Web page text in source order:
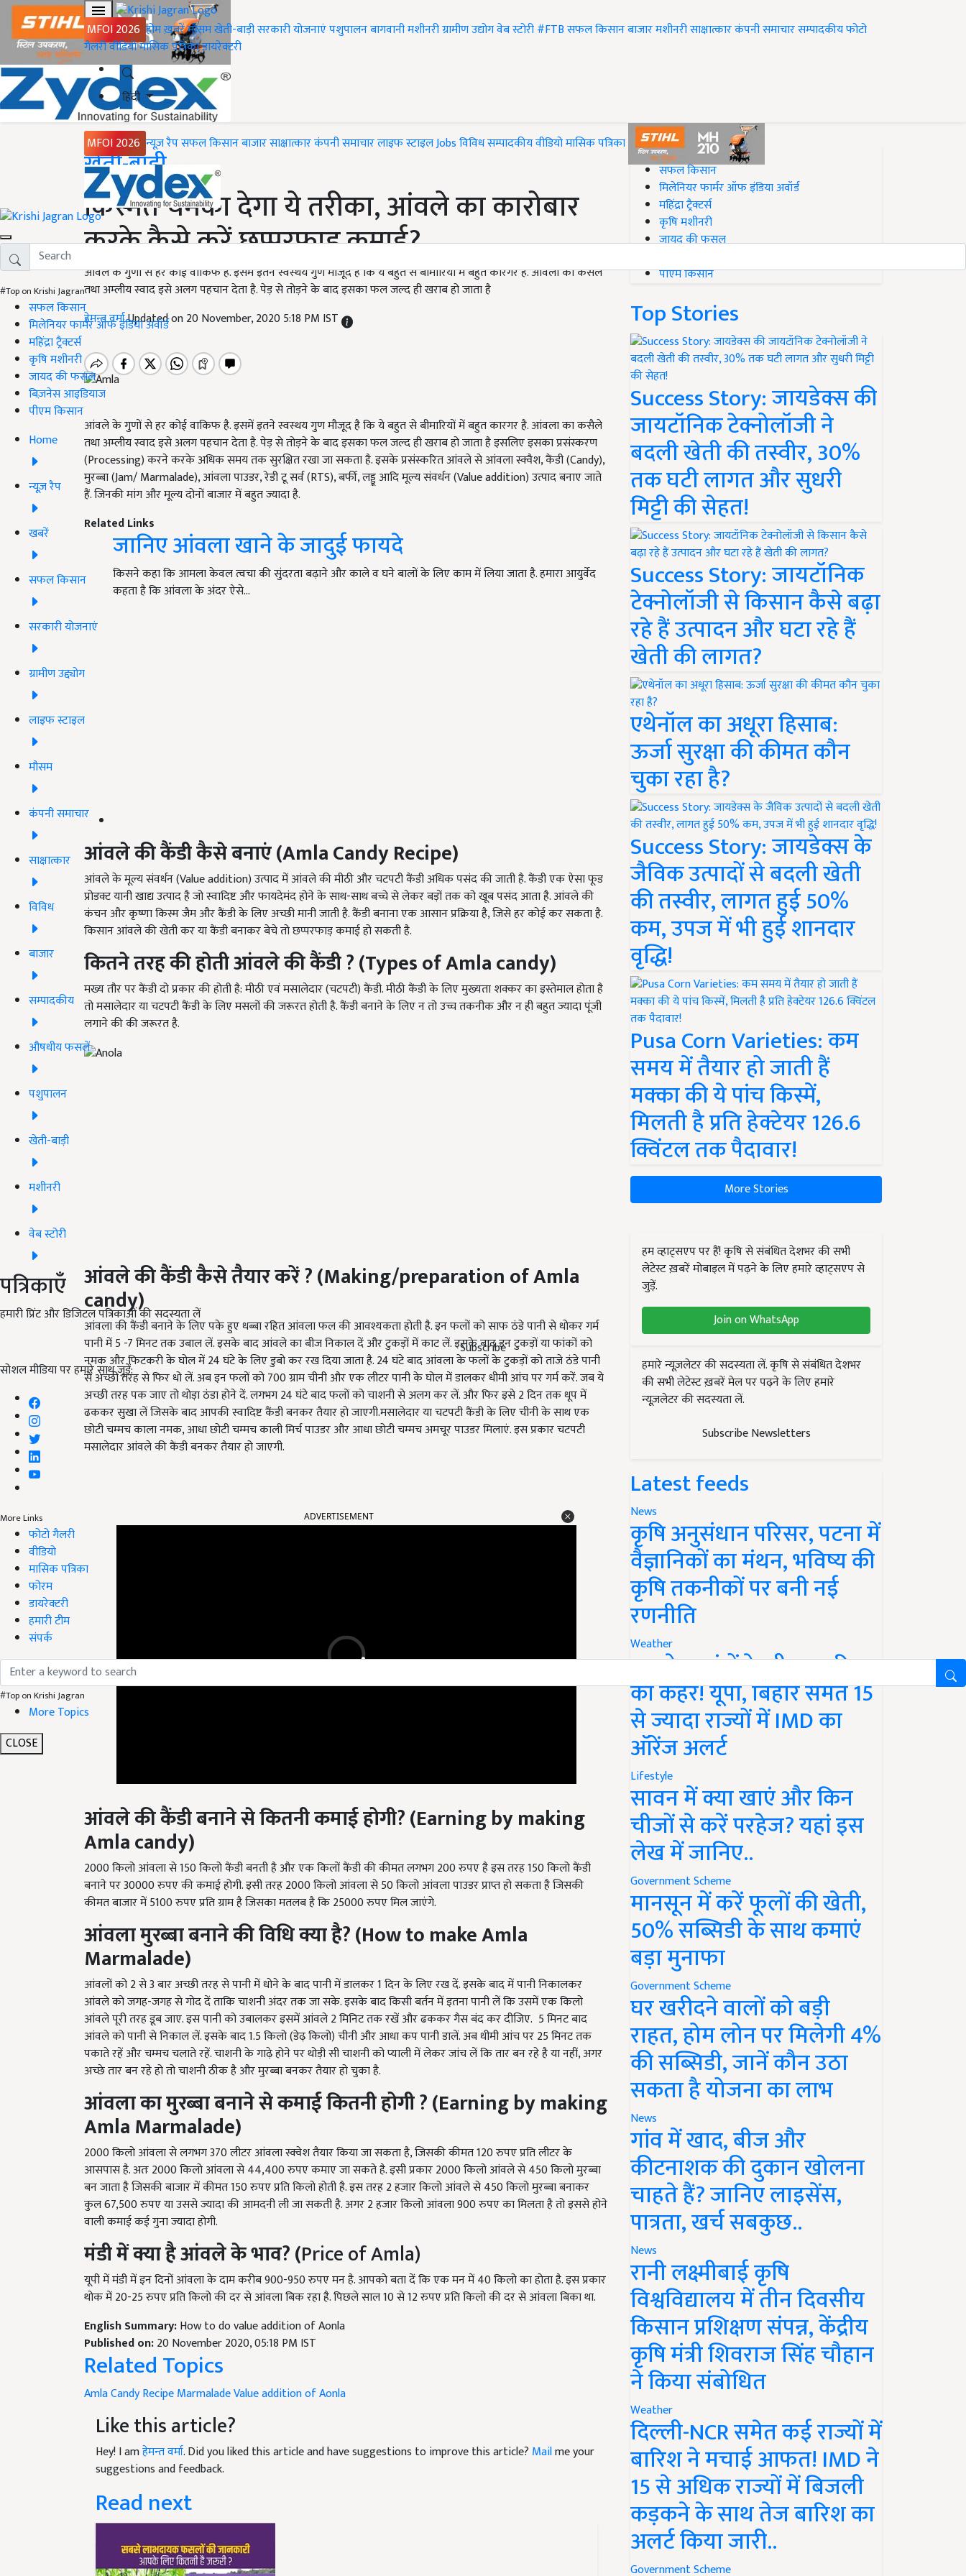
MFOI 2026 होमख़बरेंमौसमखेती-बाड़ीसरकारी योजनाएंपशुपालनबागवानीमशीनरीग्रामीण उद्योगवेब स्टोरी#FTBसफल किसानबाजारमशीनरीसाक्षात्कारकंपनी समाचारसम्पादकीयफोटो
गैलरीवीडियोमासिक पत्रिकाडायरेक्टरी
हिंदी
MFOI 2026 न्यूज़ रैपसफल किसानबाजारसाक्षात्कारकंपनी समाचारलाइफ स्टाइलJobsविविधसम्पादकीयवीडियोमासिक पत्रिका
#Top on Krishi Jagran
सफल किसान
मिलेनियर फार्मर ऑफ इंडिया अवॉर्ड
महिंद्रा ट्रैक्टर्स
कृषि मशीनरी
जायद की फसल
बिज़नेस आइडियाज
पीएम किसान
Home
न्यूज़ रैप
खबरें
सफल किसान
सरकारी योजनाएं
ग्रामीण उद्द्योग
लाइफ स्टाइल
मौसम
कंपनी समाचार
साक्षात्कार
विविध
बाजार
सम्पादकीय
औषधीय फसलें
पशुपालन
खेती-बाड़ी
मशीनरी
वेब स्टोरी
पत्रिकाएँ
हमारी प्रिंट और डिजिटल पत्रिकाओं की सदस्यता लें
Subscribe
सोशल मीडिया पर हमारे साथ जुड़ें:
More Links
फोटो गैलरी
वीडियो
मासिक पत्रिका
फोरम
डायरेक्टरी
हमारी टीम
संपर्क
#Top on Krishi Jagran
More Topics
CLOSE
Home
खेती-बाड़ी
किस्मत चमका देगा ये तरीका, आंवले का कारोबार
करके कैसे करें छप्परफाड़ कमाई?
आंवले के गुणों से हर कोई वाकिफ है. इसमें इतने स्वस्थय गुण मौजूद है कि ये बहुत से बीमारियों में बहुत कारगर है. आंवला का कसैले
तथा अम्लीय स्वाद इसे अलग पहचान देता है. पेड़ से तोड़ने के बाद इसका फल जल्द ही खराब हो जाता है
हेमन्त वर्माUpdated on 20 November, 2020 5:18 PM IST
आंवले के गुणों से हर कोई वाकिफ है. इसमें इतने स्वस्थय गुण मौजूद है कि ये बहुत से बीमारियों में बहुत कारगर है. आंवला का कसैले
तथा अम्लीय स्वाद इसे अलग पहचान देता है. पेड़ से तोड़ने के बाद इसका फल जल्द ही खराब हो जाता है इसलिए इसका प्रसंस्करण
(Processing) करने करके अधिक समय तक सुरक्षित रखा जा सकता है. इसके प्रसंस्करित आंवले से आंवला स्क्वैश, कैंडी (Candy),
मुरब्बा (Jam/ Marmalade), आंवला पाउडर, रेडी टू सर्व (RTS), बर्फी, लड्डू आदि मूल्य संवर्धन (Value addition) उत्पाद बनाए जाते
हैं. जिनकी मांग और मूल्य दोनों बाजार में बहुत ज्यादा है.
Related Links
जानिए आंवला खाने के जादुई फायदे
किसने कहा कि आमला केवल त्वचा की सुंदरता बढ़ाने और काले व घने बालों के लिए काम में लिया जाता है. हमारा आयुर्वेद
कहता है कि आंवला के अंदर ऐसे…
आंवले की कैंडी कैसे बनाएं(Amla Candy Recipe)
आंवले के मूल्य संवर्धन (Value addition) उत्पाद में आंवले की मीठी और चटपटी कैंडी अधिक पसंद की जाती है. कैंडी एक ऐसा फूड
प्रोडक्ट यानी खाद्य उत्पाद है जो स्वादिष्ट और फायदेमंद होने के साथ-साथ बच्चे से लेकर बड़ों तक को खूब पसंद आता है. आंवले की
कंचन और कृष्णा किस्म जैम और कैंडी के लिए अच्छी मानी जाती है. कैंडी बनाना एक आसान प्रक्रिया है, जिसे हर कोई कर सकता है.
किसान आंवले की खेती कर या कैंडी बनाकर बेचे तो छप्परफाड़ कमाई हो सकती है.
कितने तरह की होती आंवले की कैंडी? (Types of Amla candy)
मख्य तौर पर कैंडी दो प्रकार की होती है: मीठी एवं मसालेदार (चटपटी) कैंडी. मीठी कैंडी के लिए मुख्यता शक्कर का इस्तेमाल होता है
तो मसालेदार या चटपटी कैंडी के लिए मसलों की जरूरत होती है. कैंडी बनाने के लिए न तो उच्च तकनीक और न ही बहुत ज्यादा पूंजी
लगाने की की जरूरत है.
आंवले की कैंडी कैसे तैयार करें? (Making/preparation of Amla
candy)
आंवला की कैंडी बनाने के लिए पके हुए धब्बा रहित आंवला फल की आवश्यकता होती है. इन फलों को साफ ठंडे पानी से धोकर गर्म
पानी में 5 -7 मिनट तक उबाल लें. इसके बाद आंवले का बीज निकाल दें और टुकड़ों में काट लें. इसके बाद इन टुकड़ों या फांकों को
नमक और फिटकरी के घोल में 24 घंटे के लिए डुबो कर रख दिया जाता है. 24 घंटे बाद आंवला के फलों के टुकड़ों को ताजे ठंडे पानी
से अच्छी तरह से फिर धो लें. अब इन फलों को 700 ग्राम चीनी और एक लीटर पानी के घोल में डालकर धीमी आंच पर गर्म करें. जब ये
अच्छी तरह पक जाए तो थोड़ा ठंडा होने दें. लगभग 24 घंटे बाद फलों को चाशनी से अलग कर लें. और फिर इसे 2 दिन तक धूप में
ढककर सुखा लें जिसके बाद आपकी स्वादिष्ट कैंडी बनकर तैयार हो जाएगी.मसालेदार या चटपटी कैंडी के लिए चीनी के साथ एक
छोटी चम्मच काला नमक, आधा छोटी चम्मच काली मिर्च पाउडर और आधा छोटी चम्मच अमचूर पाउडर मिलाएं. इस प्रकार चटपटी
मसालेदार आंवले की कैंडी बनकर तैयार हो जाएगी.
आंवले की कैंडी बनाने से कितनी कमाई होगी? (Earning by making
Amla candy)
2000 किलो आंवला से 150 किलो कैंडी बनती है और एक किलों कैंडी की कीमत लगभग 200 रुपए है इस तरह 150 किलो कैंडी
बनाने पर 30000 रुपए की कमाई होगी. इसी तरह 2000 किलो आंवला से 50 किलो आंवला पाउडर प्राप्त हो सकता है जिसकी
कीमत बाजार में 5100 रुपए प्रति ग्राम है जिसका मतलब है कि 25000 रुपए मिल जाएंगे.
आंवला मुरब्बा बनाने की वि​धि क्या है? (How to make Amla
Marmalade)
आंवलों को 2 से 3 बार अच्छी तरह से पानी में धोने के बाद पानी में डालकर 1 दिन के लिए रख दें. इसके बाद में पानी निकालकर
आंवले को जगह-जगह से गोद दें ताकि चाशनी अंदर तक जा सके. इसके बाद किसी बर्तन में इतना पानी लें कि उसमें एक किलो
आंवले पूरी तरह डूब जाए. इस पानी को उबालकर इसमें आंवले 2 मिनिट तक रखें और ढककर गैस बंद कर दीजिए. 5 मिनट बाद
आंवले को पानी से निकाल लें. इसके बाद 1.5 किलो (डेढ़ किलो) चीनी और आधा कप पानी डालें. अब धीमी आंच पर 25 मिनट तक
पकाते रहें और चम्मच चलाते रहें. चाशनी के गाढ़े होने पर थोड़ी सी चाशनी को प्याली में लेकर जांच लें कि तार बन रहे है या नहीं, अगर
अच्छे तार बन रहे हो तो चाशनी ठीक है और मुरब्बा बनकर तैयार हो चुका है.
आंवला का मुरब्बा बनाने से कमाई कितनी होगी ? ( Earning by making
Amla Marmalade)
2000 किलो आंवला से लगभग 370 लीटर आंवला स्क्वेश तैयार किया जा सकता है, जिसकी कीमत 120 रुपए प्रति लीटर के
आसपास है. अतः 2000 किलो आंवला से 44,400 रुपए कमाए जा सकते है. इसी प्रकार 2000 किलो आंवले से 450 किलो मुरब्बा
बन जाता है जिसकी बाजार में कीमत 150 रुपए प्रति किलो होती है. इस तरह 2 हजार किलो आंवले से 450 किलो मुरब्बा बनाकर
कुल 67,500 रुपए या उससे ज्यादा की आमदनी ली जा सकती है. अगर 2 हजार किलो आंवला 900 रुपए का मिलता है तो इससे होने
वाली कमाई कई गुना ज्यादा होगी.
मंडी में क्या है आंवले के भाव ? ( Price of Amla)
यूपी में मंडी में इन दिनों आंवला के दाम करीब 900-950 रुपए मन है. आपको बता दें कि एक मन में 40 किलो का होता है. इस प्रकार
थोक में 20-25 रुपए प्रति किलो की दर से आंवला बिक रहा है. पिछले साल 10 से 12 रुपए प्रति किलो की दर से आंवला बिका था.
How to do value addition of Aonla
Published on:20 November 2020, 05:18 PM IST
Related Topics
Amla Candy Recipe Marmalade
Like this article?
Hey! I amहेमन्त वर्मा. Did you liked this article and have suggestions to improve this article?
suggestions and feedback.
Read next
#Top on Krishi Jagran
सफल किसान
मिलेनियर फार्मर ऑफ इंडिया अवॉर्ड
महिंद्रा ट्रैक्टर्स
कृषि मशीनरी
जायद की फसल
पीएम किसान
Top Stories
Success Story: जायडेक्स की
जायटॉनिक टेक्नोलॉजी ने
बदली खेती की तस्वीर, 30%
तक घटी लागत और सुधरी
मिट्टी की सेहत!
Success Story: जायटॉनिक
टेक्नोलॉजी से किसान कैसे बढ़ा
रहे हैं उत्पादन और घटा रहे हैं
खेती की लागत?
एथेनॉल का अधूरा हिसाब:
ऊर्जा सुरक्षा की कीमत कौन
चुका रहा है?
Success Story: जायडेक्स के
जैविक उत्पादों से बदली खेती
की तस्वीर, लागत हुई 50%
कम, उपज में भी हुई शानदार
वृद्धि!
Pusa Corn Varieties: कम
समय में तैयार हो जाती हैं
मक्का की ये पांच किस्में,
मिलती है प्रति हेक्टेयर 126.6
क्विंटल तक पैदावार!
More Stories
हम व्हाट्सएप पर हैं! कृषि से संबंधित देशभर की सभी
लेटेस्ट ख़बरें मोबाइल में पढ़ने के लिए हमारे व्हाट्सएप से
जुड़ें.
Join on WhatsApp
हमारे न्यूज़लेटर की सदस्यता लें. कृषि से संबंधित देशभर
की सभी लेटेस्ट ख़बरें मेल पर पढ़ने के लिए हमारे
न्यूज़लेटर की सदस्यता लें.
Subscribe Newsletters
Latest feeds
News
कृषि अनुसंधान परिसर, पटना में
वैज्ञानिकों का मंथन, भविष्य की
कृषि तकनीकों पर बनी नई
रणनीति
Weather
अगले 12 घंटों के भीतर बारिश
का कहर! यूपी, बिहार समेत 15
से ज्यादा राज्यों में IMD का
ऑरेंज अलर्ट
Lifestyle
सावन में क्या खाएं और किन
चीजों से करें परहेज? यहां इस
लेख में जानिए..
Government Scheme
मानसून में करें फूलों की खेती,
50% सब्सिडी के साथ कमाएं
बड़ा मुनाफा
Government Scheme
घर खरीदने वालों को बड़ी
राहत, होम लोन पर मिलेगी 4%
की सब्सिडी, जानें कौन उठा
सकता है योजना का लाभ
News
गांव में खाद, बीज और
कीटनाशक की दुकान खोलना
चाहते हैं? जानिए लाइसेंस,
पात्रता, खर्च सबकुछ..
News
रानी लक्ष्मीबाई कृषि
विश्वविद्यालय में तीन दिवसीय
किसान प्रशिक्षण संपन्न, केंद्रीय
कृषि मंत्री शिवराज सिंह चौहान
ने किया संबोधित
Weather
दिल्ली-NCR समेत कई राज्यों में
बारिश ने मचाई आफत! IMD ने
15 से अधिक राज्यों में बिजली
कड़कने के साथ तेज बारिश का
अलर्ट किया जारी..
Government Scheme